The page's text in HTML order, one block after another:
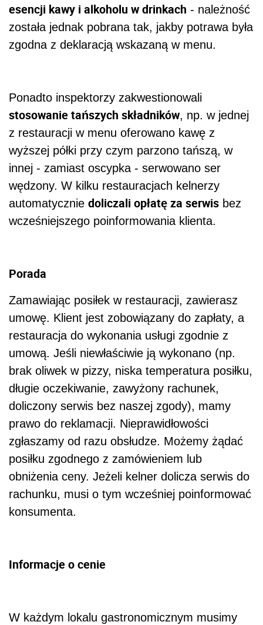
esencji kawy i alkoholu w drinkach - należność
została jednak pobrana tak, jakby potrawa była
zgodna z deklaracją wskazaną w menu.
Ponadto inspektorzy zakwestionowali
stosowanie tańszych składników, np. w jednej
z restauracji w menu oferowano kawę z
wyższej półki przy czym parzono tańszą, w
innej - zamiast oscypka - serwowano ser
wędzony. W kilku restauracjach kelnerzy
automatycznie doliczali opłatę za serwis bez
wcześniejszego poinformowania klienta.
Porada
Zamawiając posiłek w restauracji, zawierasz
umowę. Klient jest zobowiązany do zapłaty, a
restauracja do wykonania usługi zgodnie z
umową. Jeśli niewłaściwie ją wykonano (np.
brak oliwek w pizzy, niska temperatura posiłku,
długie oczekiwanie, zawyżony rachunek,
doliczony serwis bez naszej zgody), mamy
prawo do reklamacji. Nieprawidłowości
zgłaszamy od razu obsłudze. Możemy żądać
posiłku zgodnego z zamówieniem lub
obniżenia ceny. Jeżeli kelner dolicza serwis do
rachunku, musi o tym wcześniej poinformować
konsumenta.
Informacje o cenie
W każdym lokalu gastronomicznym musimy